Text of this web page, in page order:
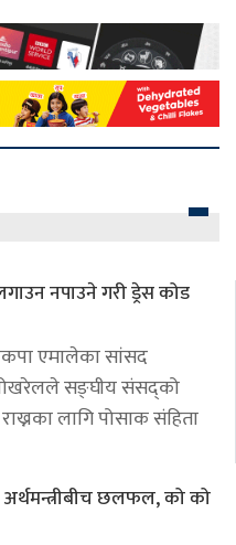
लगाउन नपाउने गरी ड्रेस कोड
एमालेका सांसद
पोखरेलले सङ्घीय संसद्को
लागि पोसाक संहिता
अर्थमन्त्रीबीच छलफल, को को